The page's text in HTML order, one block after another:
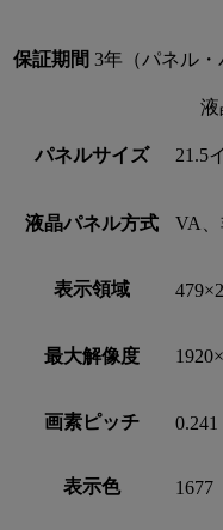
保証期間 3年（パネル・
液
パネルサイズ 21.5
液晶パネル方式 VA
表示領域
最大解像度
画素ピッチ 0.241
表示色 1677